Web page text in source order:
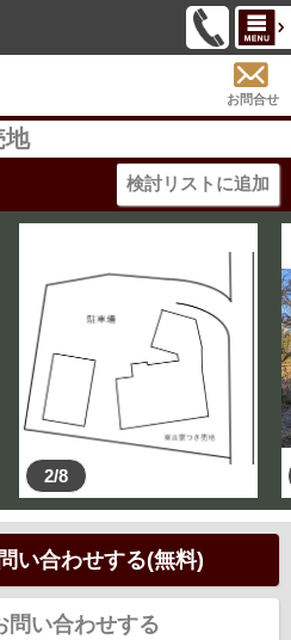
お問合せ
検討リストに追加
2/8
い合わせする(無料)
問い合わせする